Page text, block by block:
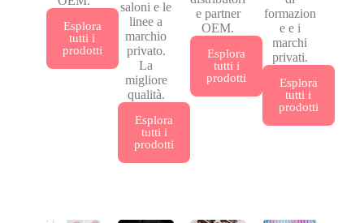
Esplora
tutti i
prodotti
saloni e le
linee a
marchio
privato.
La
migliore
qualità.
Esplora
tutti i
prodotti
e partner
OEM.
Esplora
tutti i
prodotti
formazion
e e i
marchi
privati.
Esplora
tutti i
prodotti